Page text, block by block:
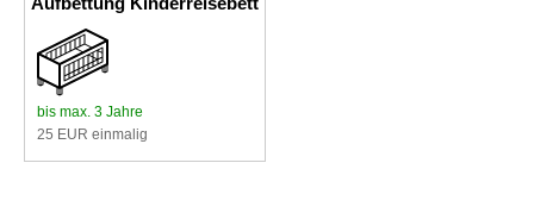
bis max. 3 Jahre
25 EUR einmalig